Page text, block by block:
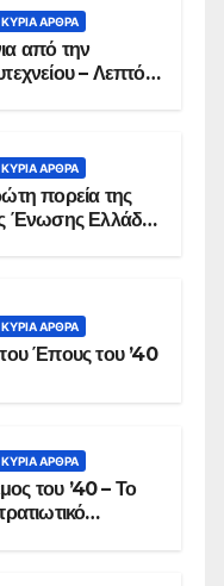
ΚΥΡΙΑ ΑΡΘΡΑ
από την
– Λεπτό
ΚΥΡΙΑ ΑΡΘΡΑ
πορεία της
Ένωσης Ελλάδος
ΚΥΡΙΑ ΑΡΘΡΑ
Έπους του ’40
ΚΥΡΙΑ ΑΡΘΡΑ
του ’40 – Το